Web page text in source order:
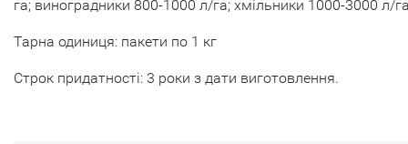
га; виноградники 800-1000 л/га; хмільники 1000-3000 л/
Тарна одиниця: пакети по 1 кг
Строк придатності: 3 роки з дати виготовлення.